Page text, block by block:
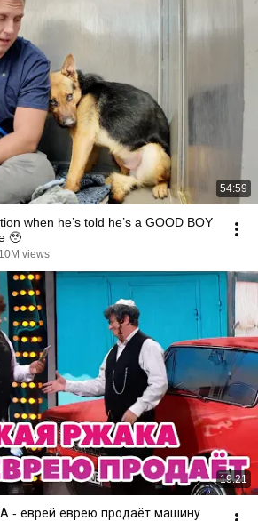
54:59
when he’s told he’s a GOOD BOY
🥹
10M views
19:21
еврей еврею продаёт машину